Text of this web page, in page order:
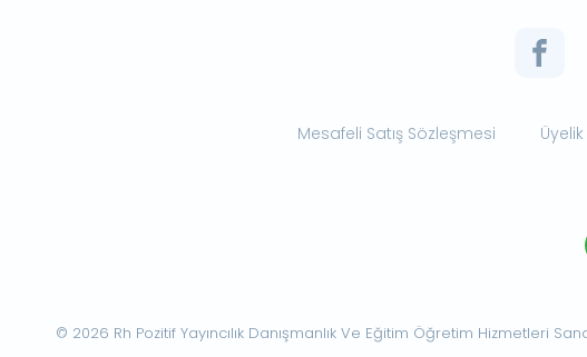
Mesafeli Satış Sözleşmesi
© 2026 Rh Pozitif Yayıncılık Danışmanlık Ve Eğitim Öğretim Hizmetleri